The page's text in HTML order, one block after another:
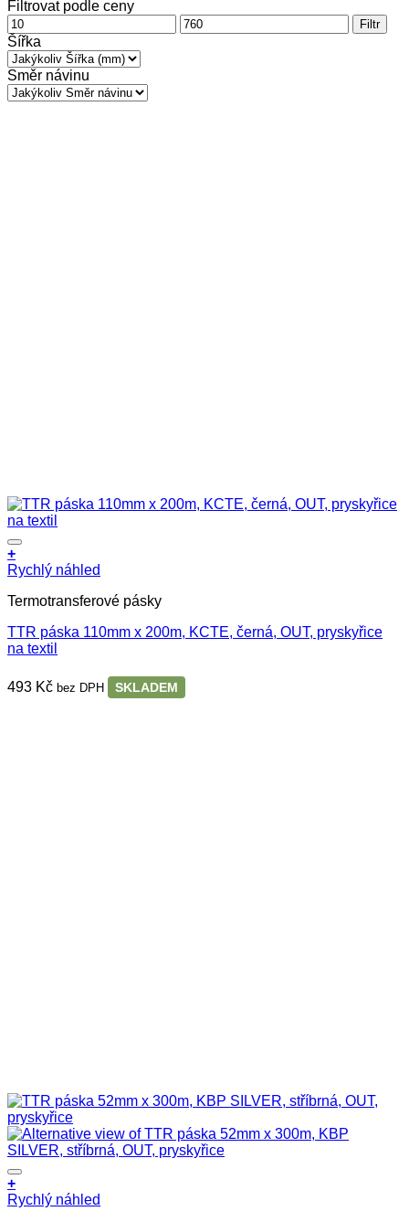
Filtrovat podle ceny
Minimální
cena
Maximální
cena
Filtr
Šířka
Směr návinu
+
Rychlý náhled
Termotransferové pásky
TTR páska 110mm x 200m, KCTE, černá, OUT, pryskyřice
na textil
493 Kč bez DPH SKLADEM
+
Rychlý náhled